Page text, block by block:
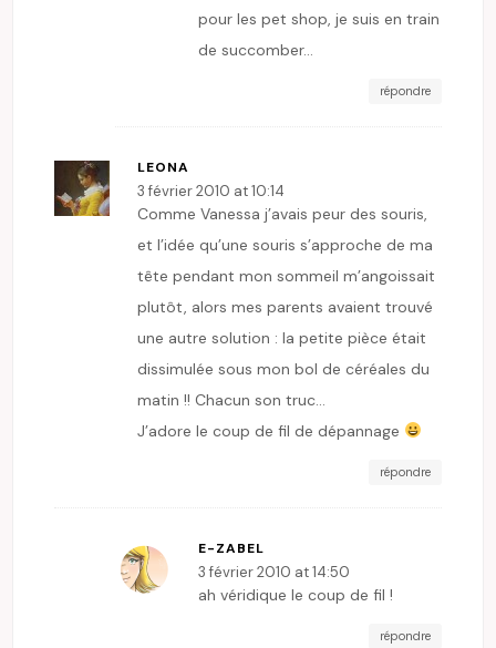
pour les pet shop, je suis en train
de succomber…
répondre
LEONA
3 février 2010 at 10:14
Comme Vanessa j’avais peur des souris,
et l’idée qu’une souris s’approche de ma
tête pendant mon sommeil m’angoissait
plutôt, alors mes parents avaient trouvé
une autre solution : la petite pièce était
dissimulée sous mon bol de céréales du
matin !! Chacun son truc…
J’adore le coup de fil de dépannage
répondre
E-ZABEL
3 février 2010 at 14:50
ah véridique le coup de fil !
répondre